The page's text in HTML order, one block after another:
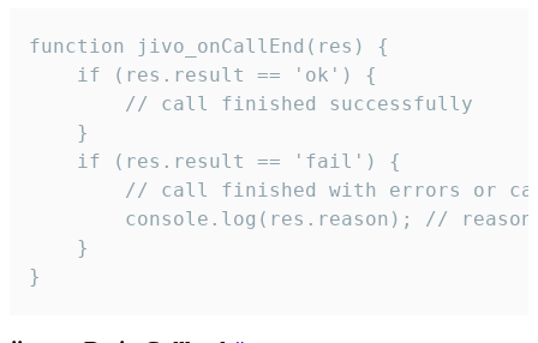
function jivo_onCallEnd(res) {
    if (res.result == 'ok') {
        // call finished successfully
    }
    if (res.result == 'fail') {
// call finished with errors or
console.log(res.reason); //
    }
}